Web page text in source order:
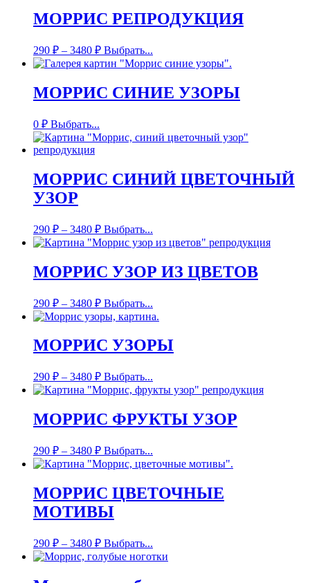
МОРРИС РЕПРОДУКЦИЯ
290 ₽ – 3480 ₽ Выбрать...
МОРРИС СИНИЕ УЗОРЫ
0 ₽ Выбрать...
МОРРИС СИНИЙ ЦВЕТОЧНЫЙ
УЗОР
290 ₽ – 3480 ₽ Выбрать...
МОРРИС УЗОР ИЗ ЦВЕТОВ
290 ₽ – 3480 ₽ Выбрать...
МОРРИС УЗОРЫ
290 ₽ – 3480 ₽ Выбрать...
МОРРИС ФРУКТЫ УЗОР
290 ₽ – 3480 ₽ Выбрать...
МОРРИС ЦВЕТОЧНЫЕ
МОТИВЫ
290 ₽ – 3480 ₽ Выбрать...